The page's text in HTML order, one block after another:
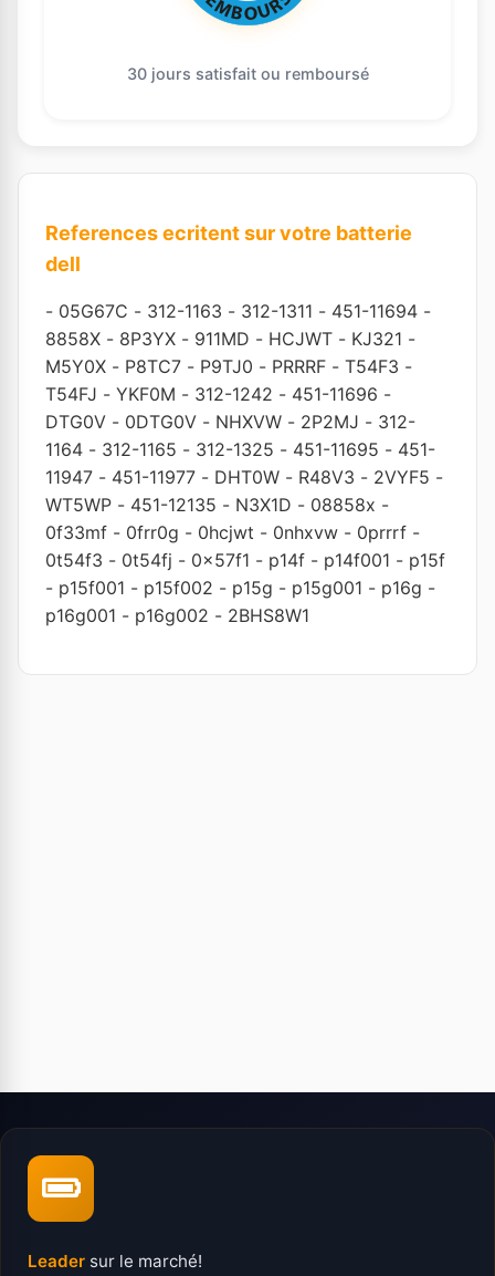
30 jours satisfait ou remboursé
References ecritent sur votre batterie
dell
- 05G67C - 312-1163 - 312-1311 - 451-11694 -
8858X - 8P3YX - 911MD - HCJWT - KJ321 -
M5Y0X - P8TC7 - P9TJ0 - PRRRF - T54F3 -
T54FJ - YKF0M - 312-1242 - 451-11696 -
DTG0V - 0DTG0V - NHXVW - 2P2MJ - 312-
1164 - 312-1165 - 312-1325 - 451-11695 - 451-
11947 - 451-11977 - DHT0W - R48V3 - 2VYF5 -
WT5WP - 451-12135 - N3X1D - 08858x -
0f33mf - 0frr0g - 0hcjwt - 0nhxvw - 0prrrf -
0t54f3 - 0t54fj - 0x57f1 - p14f - p14f001 - p15f
- p15f001 - p15f002 - p15g - p15g001 - p16g -
p16g001 - p16g002 - 2BHS8W1
Leader sur le marché!